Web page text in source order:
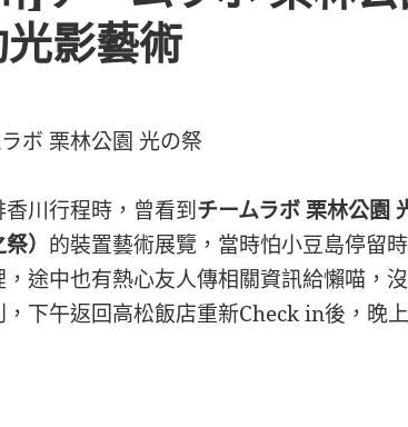
影藝術
香川行程時，曾看到チームラボ 栗林公園
） 的裝置藝術展覽，當時怕小豆島停留
，途中也有熱心友人傳相關資訊給懶喵，
，下午返回高松飯店重新Check in後，晚